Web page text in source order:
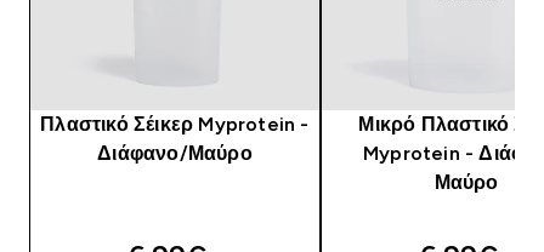
Πλαστικό Σέικερ Myprotein -
Διάφανο/Μαύρο
Μικρό Πλαστικό
Myprotein -
Μαύρο